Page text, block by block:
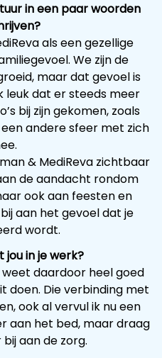
in een paar woorden
als een gezellige
We zijn de
maar dat gevoel is
leuk dat er steeds meer
bij zijn gekomen, zoals
andere sfeer met zich
& MediReva zichtbaar
de aandacht rondom
ook aan feesten en
aan het gevoel dat je
wordt.
in je werk?
daardoor heel goed
doen. Die verbinding met
ook al vervul ik nu een
aan het bed, maar draag
aan de zorg.